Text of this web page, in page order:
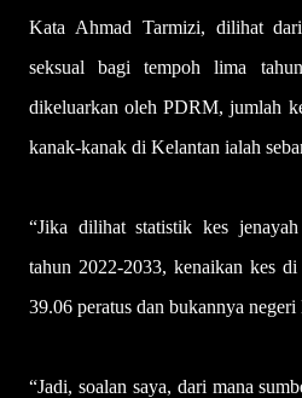
Kata Ahmad Tarmizi, dilihat
seksual bagi tempoh lima
dikeluarkan oleh PDRM, jumlah
kanak-kanak di Kelantan ialah
“Jika dilihat statistik kes
tahun 2022-2033, kenaikan kes
39.06 peratus dan bukannya negeri
“Jadi, soalan saya, dari mana